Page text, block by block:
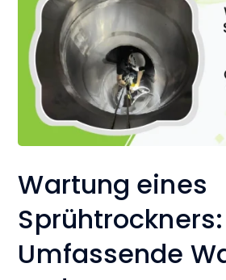
Wartung eines
Sprühtrockners:
Umfassende